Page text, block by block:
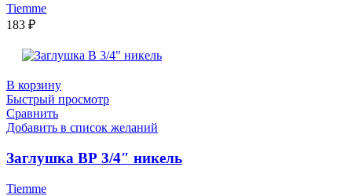
Tiemme
183 ₽
В корзину
Быстрый просмотр
Сравнить
Добавить в список желаний
Заглушка ВР 3/4″ никель
Tiemme